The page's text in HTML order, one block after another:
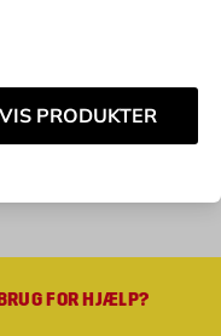
VIS PRODUKTER
FOR HJÆLP?